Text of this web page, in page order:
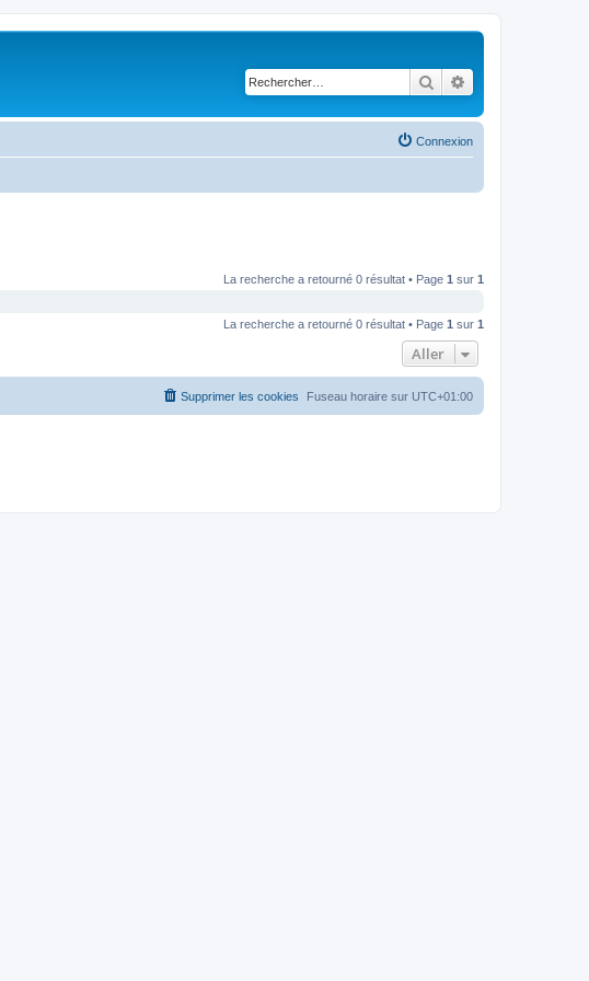
Rechercher
Connexion
La recherche a retourné 0 résultat • Page 1 sur 1
La recherche a retourné 0 résultat • Page 1 sur 1
Aller
Fuseau horaire sur UTC+01:00
Supprimer les cookies